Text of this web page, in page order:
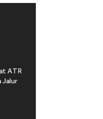
ATR
Jalur